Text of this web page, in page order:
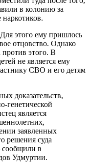
в колонию за
этого ему пришлось
отцовство. Однако
этого. В
не является ему
СВО и его детям
доказательств,
генетической
является
заявленных
решения суда
сообщили в
Удмуртии.